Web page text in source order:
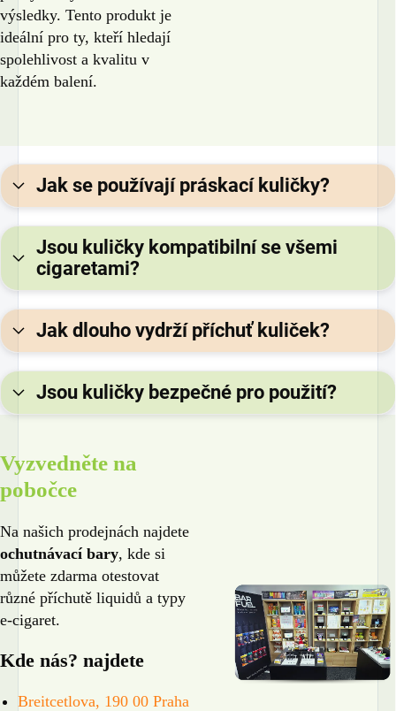
výsledky. Tento produkt je
ideální pro ty, kteří hledají
spolehlivost a kvalitu v
každém balení.
Jak se používají práskací kuličky?
Jsou kuličky kompatibilní se všemi
cigaretami?
Jak dlouho vydrží příchuť kuliček?
Jsou kuličky bezpečné pro použití?
Vyzvedněte na
pobočce
Na našich prodejnách najdete
ochutnávací bary, kde si
můžete zdarma otestovat
různé příchutě liquidů a typy
e-cigaret.
Kde nás? najdete
Breitcetlova, 190 00 Praha